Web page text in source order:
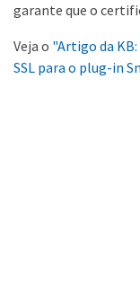
garante que o
Veja o "Artigo da
SSL para o plug-in